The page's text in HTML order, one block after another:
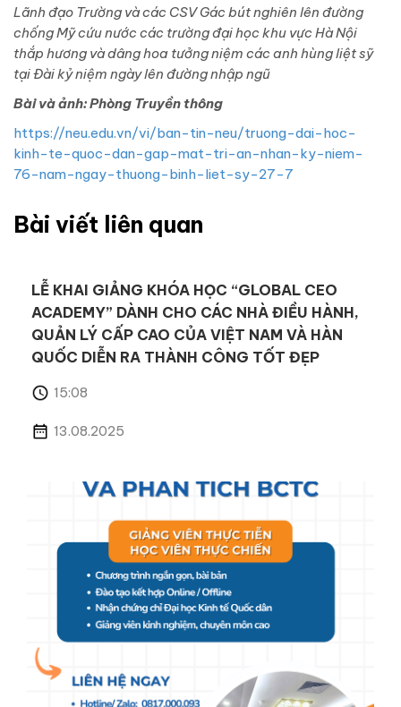
Lãnh đạo Trường và các CSV Gác bút nghiên lên đường
chống Mỹ cứu nước các trường đại học khu vực Hà Nội
thắp hương và dâng hoa tưởng niệm các anh hùng liệt sỹ
tại Đài kỷ niệm ngày lên đường nhập ngũ
Bài và ảnh: Phòng Truyền thông
https://neu.edu.vn/vi/ban-tin-neu/truong-dai-hoc-
kinh-te-quoc-dan-gap-mat-tri-an-nhan-ky-niem-
76-nam-ngay-thuong-binh-liet-sy-27-7
Bài viết liên quan
LỄ KHAI GIẢNG KHÓA HỌC “GLOBAL CEO
ACADEMY” DÀNH CHO CÁC NHÀ ĐIỀU HÀNH,
QUẢN LÝ CẤP CAO CỦA VIỆT NAM VÀ HÀN
QUỐC DIỄN RA THÀNH CÔNG TỐT ĐẸP
15:08
13.08.2025